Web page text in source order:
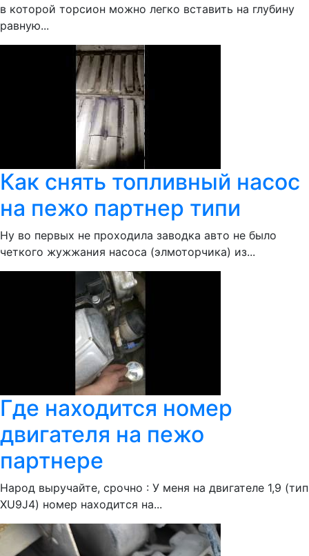
в которой торсион можно легко вставить на глубину
равную...
Как снять топливный насос
на пежо партнер типи
Ну во первых не проходила заводка авто не было
четкого жужжания насоса (элмоторчика) из...
Где находится номер
двигателя на пежо
партнере
Народ выручайте, срочно : У меня на двигателе 1,9 (тип
XU9J4) номер находится на...